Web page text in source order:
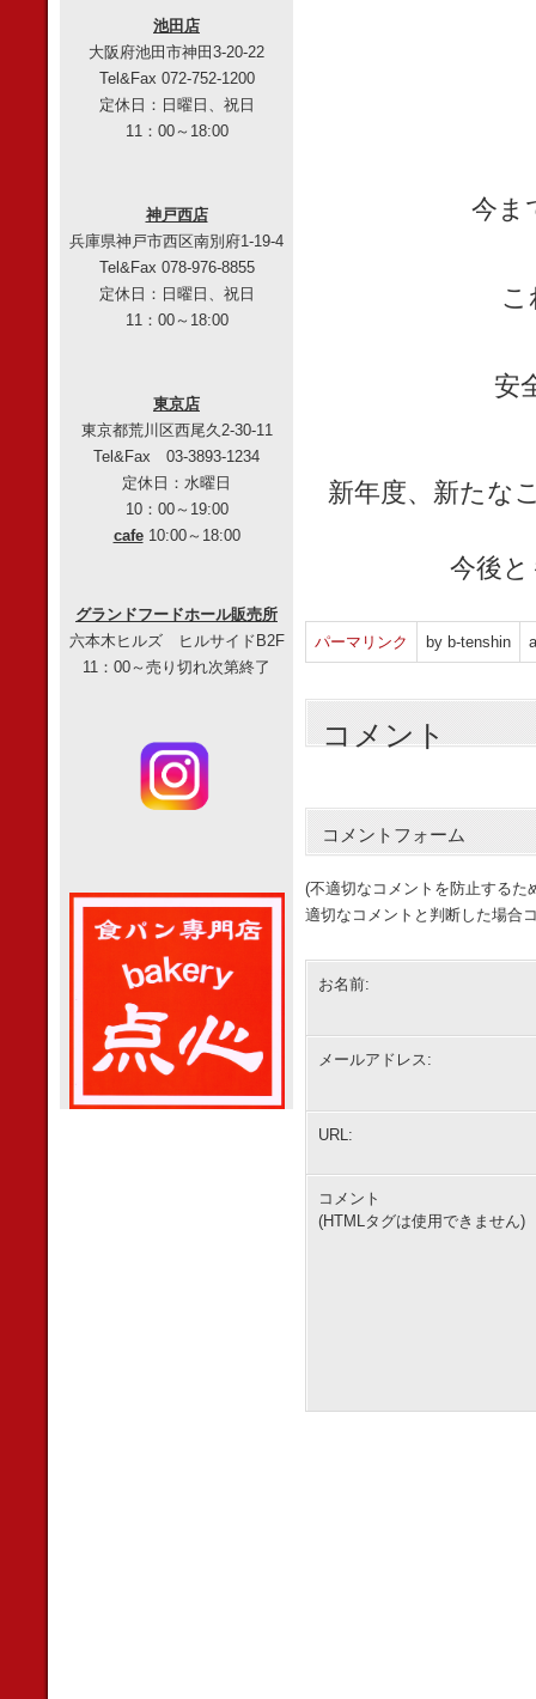
今ま
こ
安
新年度、新たな
今後
パーマリンク by b-tenshin
コメント
コメントフォーム
(不適切なコメントを防止するた
適切なコメントと判断した場合
お名前:
メールアドレス:
URL:
コメント
(HTMLタグは使用できません)
池田店
大阪府池田市神田3-20-22
Tel&Fax 072-752-1200
定休日：日曜日、祝日
11：00～18:00
神戸西店
兵庫県神戸市西区南別府1-19-4
Tel&Fax 078-976-8855
定休日：日曜日、祝日
11：00～18:00
東京店
東京都荒川区西尾久2-30-11
Tel&Fax 03-3893-1234
定休日：水曜日
10：00～19:00
cafe10:00～18:00
グランドフードホール販売所
六本木ヒルズ ヒルサイドB2F
11：00～売り切れ次第終了